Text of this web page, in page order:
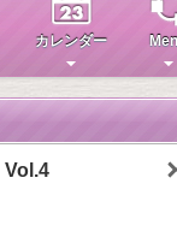
カレンダー
Vol.4